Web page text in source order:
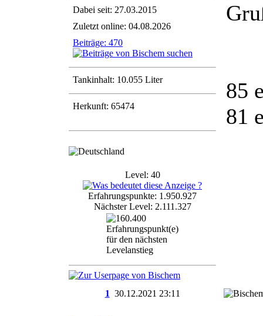
Dabei seit: 27.03.2015
Zuletzt online: 04.08.2026
Beiträge: 470
Tankinhalt: 10.055 Liter
Herkunft: 65474
Level: 40
Erfahrungspunkte: 1.950.927
Nächster Level: 2.111.327
85
81
1 30.12.2021 23:11